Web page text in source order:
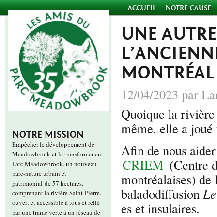
ACCUEIL NOTRE CAUSE
NOTRE MISSION
Empêcher le développement de
Meadowbrook et le transformer en
Parc Meadowbrook, un nouveau
parc-nature urbain et
patrimonial de 57 hectares,
comprenant la rivière Saint-Pierre,
ouvert et accessible à tous et relié
par une trame verte à un réseau de
UNE
MONTRÉAL
12/04/2023 par
Quoique la
même, elle a
Afin de nous
CRIEM (Centre
montréalaises)
baladodiffusion
es et insulaires.